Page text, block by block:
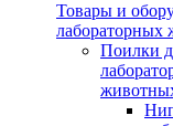
Товары и
лабораторных
Поилки